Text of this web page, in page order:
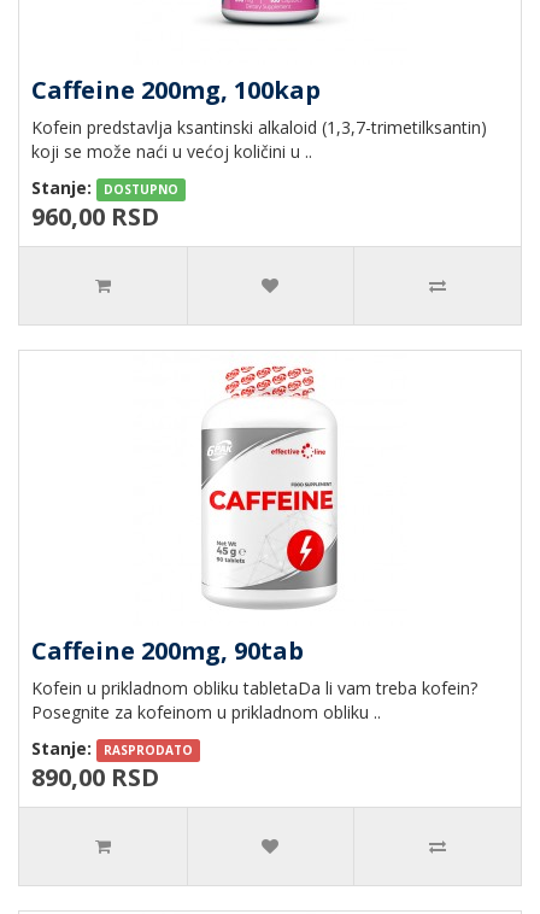
Caffeine 200mg, 100kap
Kofein predstavlja ksantinski alkaloid (1,3,7-trimetilksantin)
koji se može naći u većoj količini u ..
Stanje:
DOSTUPNO
960,00 RSD
Caffeine 200mg, 90tab
Kofein u prikladnom obliku tabletaDa li vam treba kofein?
Posegnite za kofeinom u prikladnom obliku ..
Stanje:
RASPRODATO
890,00 RSD